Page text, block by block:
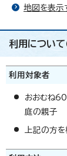
地図を表示
利用について
利用対象者
おおむね
庭の親子
上記の方